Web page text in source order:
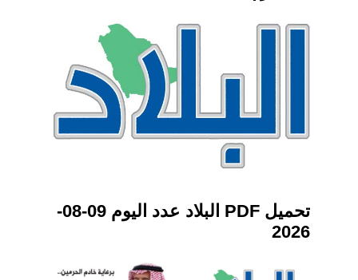
تحميل PDF البلاد عدد اليوم 09-08-
2026